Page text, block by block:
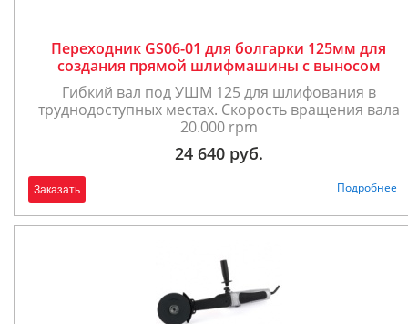
Переходник GS06-01 для болгарки 125мм для
создания прямой шлифмашины с выносом
Гибкий вал под УШМ 125 для шлифования в
труднодоступных местах. Скорость вращения вала
20.000 rpm
24 640 руб.
Заказать Подробнее